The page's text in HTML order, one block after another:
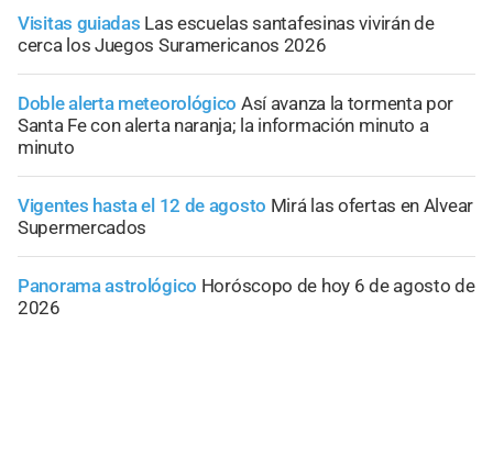
Visitas guiadas Las escuelas santafesinas vivirán de
cerca los Juegos Suramericanos 2026
Doble alerta meteorológico Así avanza la tormenta por
Santa Fe con alerta naranja; la información minuto a
minuto
Vigentes hasta el 12 de agosto Mirá las ofertas en Alvear
Supermercados
Panorama astrológico Horóscopo de hoy 6 de agosto de
2026